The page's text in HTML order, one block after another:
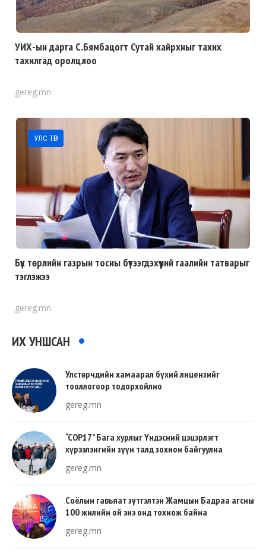
УИХ-ын дарга С.Бямбацогт Сутай хайрхныг тахих
тахилгад оролцлоо
gereg.mn
УЛС ТӨР
Бүх төрлийн газрын тосны бүтээгдэхүүний гаалийн татварыг
тэглэжээ
gereg.mn
ИХ УНШСАН
Улстөрчдийн хамаарал бүхий лицензийг
тооллогоор тодорхойлно
gereg.mn
“COP17” Бага хурлыг Үндэсний цэцэрлэгт
хүрээлэнгийн зүүн талд зохион байгуулна
gereg.mn
Соёлын гавьяат зүтгэлтэн Жамцын Бадраа агсны
100 жилийн ой энэ онд тохиож байна
gereg.mn